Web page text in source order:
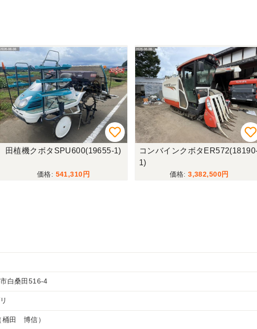
田植機クボタSPU600(19655-1)
541,310
コンバインクボタ
1)
3,382,500
白桑田516-4
桶田 博信）